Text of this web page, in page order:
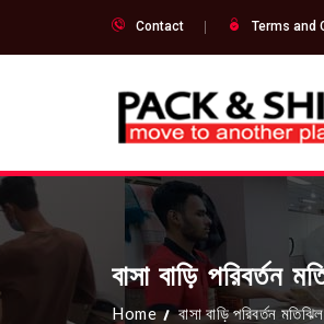
Contact Terms and
বাসা বাড়ি পরিবর্তন
Home বাসা বাড়ি পরিবর্তন মতিঝিল